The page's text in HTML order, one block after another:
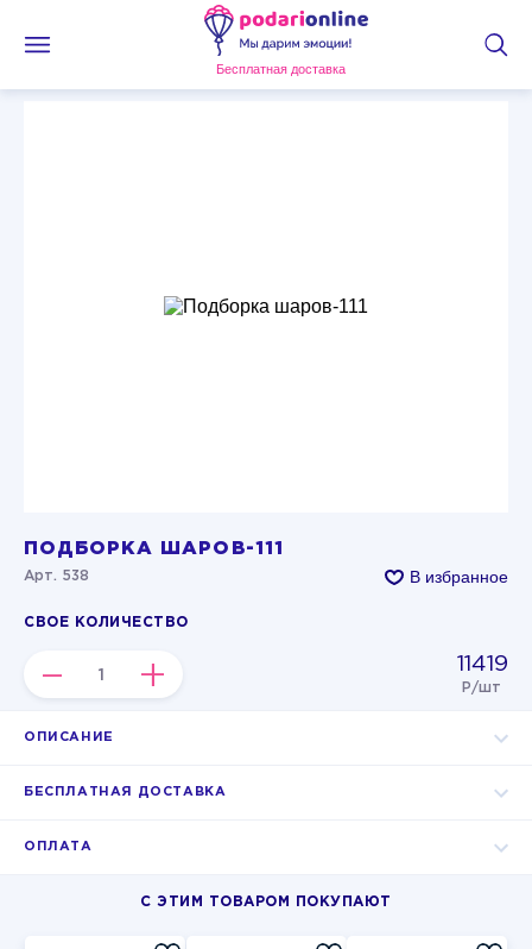
Бесплатная доставка
ПОДБОРКА ШАРОВ-111
Арт. 538 В избранное
СВОЕ КОЛИЧЕСТВО
– + 11419
Р/шт
ОПИСАНИЕ
БЕСПЛАТНАЯ ДОСТАВКА
ОПЛАТА
С ЭТИМ ТОВАРОМ ПОКУПАЮТ